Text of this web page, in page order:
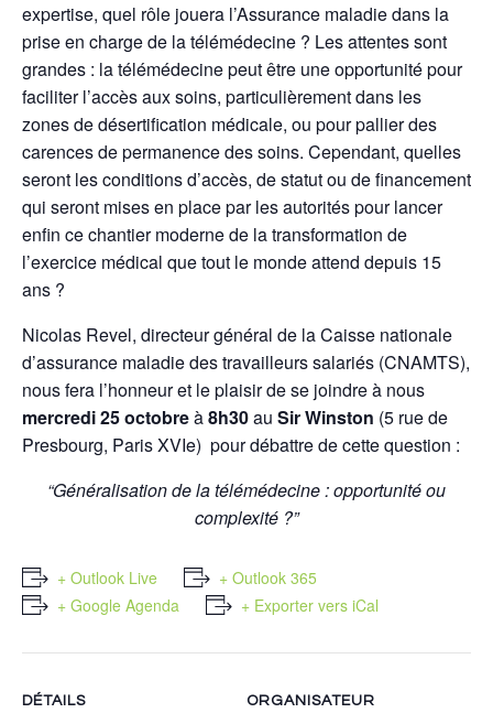
expertise, quel rôle jouera l’Assurance maladie dans la
prise en charge de la télémédecine ? Les attentes sont
grandes : la télémédecine peut être une opportunité pour
faciliter l’accès aux soins, particulièrement dans les
zones de désertification médicale, ou pour pallier des
carences de permanence des soins. Cependant, quelles
seront les conditions d’accès, de statut ou de financement
qui seront mises en place par les autorités pour lancer
enfin ce chantier moderne de la transformation de
l’exercice médical que tout le monde attend depuis 15
ans ?
Nicolas Revel, directeur général de la Caisse nationale
d’assurance maladie des travailleurs salariés (CNAMTS),
nous fera l’honneur et le plaisir de se joindre à nous
mercredi 25 octobreà8h30au Sir Winston (5 rue de
Presbourg, Paris XVIe) pour débattre de cette question :
“Généralisation de la télémédecine : opportunité ou
complexité ?”
+ Outlook Live
+ Outlook 365
+ Google Agenda
+ Exporter vers iCal
DÉTAILS ORGANISATEUR